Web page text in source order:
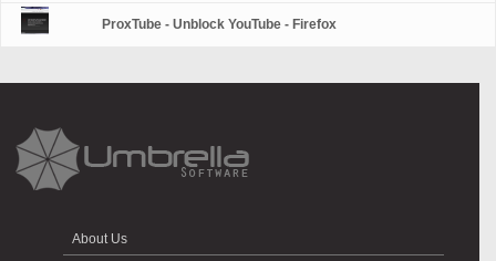
ProxTube - Unblock YouTube - Firefox
About Us